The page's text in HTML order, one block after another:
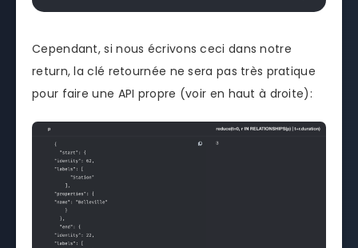
Cependant, si nous écrivons ceci dans notre
return, la clé retournée ne sera pas très pratique
pour faire une API propre (voir en haut à droite):